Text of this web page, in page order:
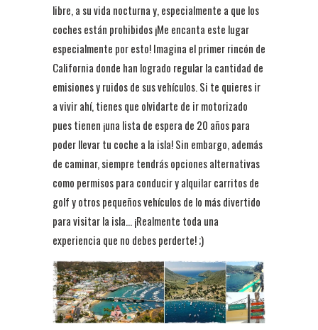
libre, a su vida nocturna y, especialmente a que los
coches están prohibidos ¡Me encanta este lugar
especialmente por esto! Imagina el primer rincón de
California donde han logrado regular la cantidad de
emisiones y ruidos de sus vehículos. Si te quieres ir
a vivir ahí, tienes que olvidarte de ir motorizado
pues tienen ¡una lista de espera de 20 años para
poder llevar tu coche a la isla! Sin embargo, además
de caminar, siempre tendrás opciones alternativas
como permisos para conducir y alquilar carritos de
golf y otros pequeños vehículos de lo más divertido
para visitar la isla... ¡Realmente toda una
experiencia que no debes perderte! ;)